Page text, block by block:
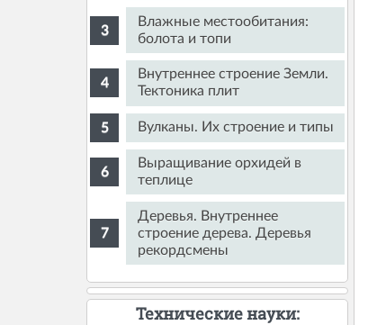
Влажные местообитания:
болота и топи
Внутреннее строение Земли.
Тектоника плит
Вулканы. Их строение и типы
Выращивание орхидей в
теплице
Деревья. Внутреннее
строение дерева. Деревья
рекордсмены
Технические науки: